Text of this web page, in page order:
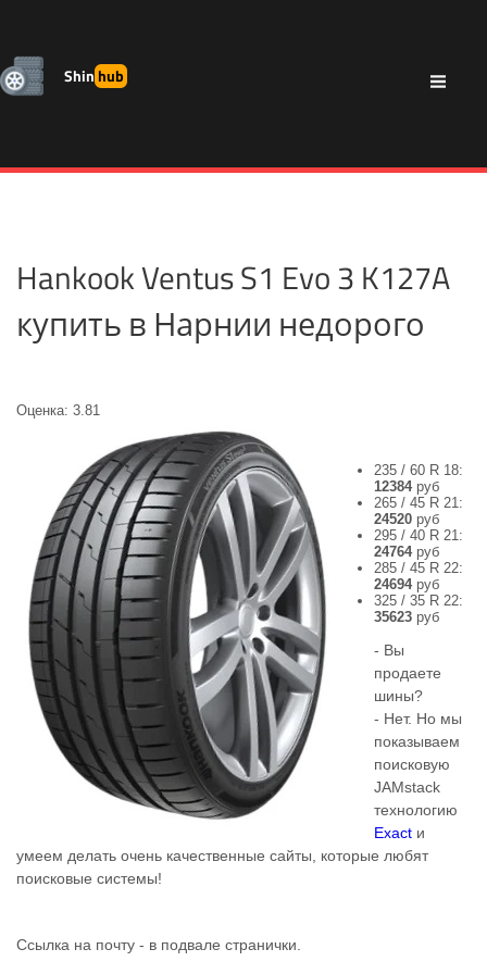
Shinhub
Hankook Ventus S1 Evo 3 K127A
купить в Нарнии недорого
Оценка: 3.81
235 / 60 R 18:
12384руб
265 / 45 R 21:
24520 руб
295 / 40 R 21:
24764руб
285 / 45 R 22:
24694руб
325 / 35 R 22:
35623 руб
- Вы
продаете
шины?
- Нет. Но мы
показываем
поисковую
JAMstack
технологию
Exact и
умеем делать очень качественные сайты, которые любят
поисковые системы!
Ссылка на почту - в подвале странички.